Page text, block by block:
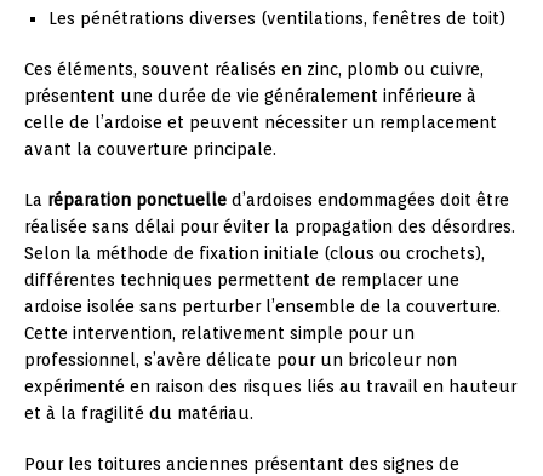
Les pénétrations diverses (ventilations, fenêtres de toit)
Ces éléments, souvent réalisés en zinc, plomb ou cuivre,
présentent une durée de vie généralement inférieure à
celle de l’ardoise et peuvent nécessiter un remplacement
avant la couverture principale.
La réparation ponctuelle d’ardoises endommagées doit être
réalisée sans délai pour éviter la propagation des désordres.
Selon la méthode de fixation initiale (clous ou crochets),
différentes techniques permettent de remplacer une
ardoise isolée sans perturber l’ensemble de la couverture.
Cette intervention, relativement simple pour un
professionnel, s’avère délicate pour un bricoleur non
expérimenté en raison des risques liés au travail en hauteur
et à la fragilité du matériau.
Pour les toitures anciennes présentant des signes de